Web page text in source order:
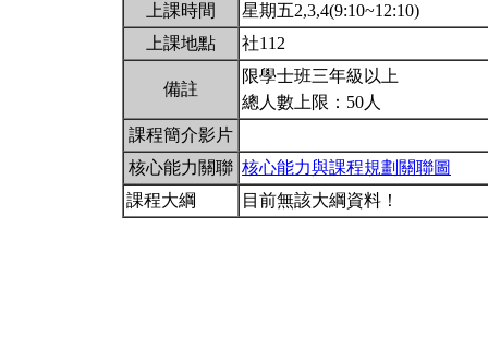
上課時間
星期五2,3,4(9:10~12:10)
上課地點
社112
備註
限學士班三年級以上
總人數上限：50人
課程簡介影片
核心能力關聯 核心能力與課程規劃關聯圖
課程大綱
目前無該大綱資料！